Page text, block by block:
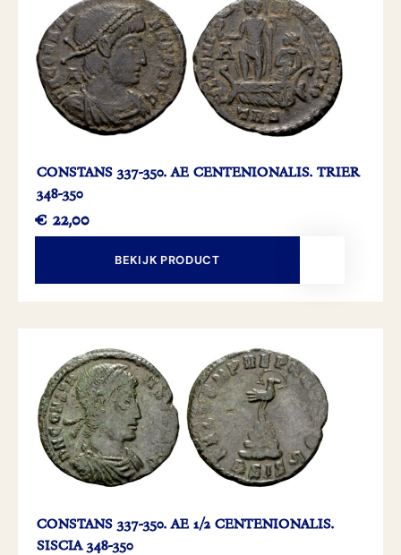
CONSTANS 337-350. AE CENTENIONALIS. TRIER
348-350
€ 22,00
BEKIJK PRODUCT
CONSTANS 337-350. AE 1/2 CENTENIONALIS.
SISCIA 348-350